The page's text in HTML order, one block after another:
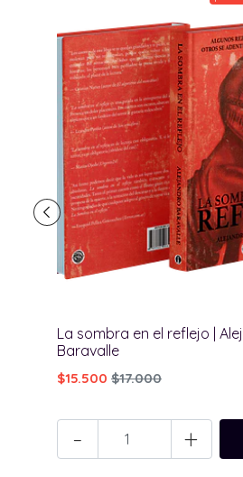
La sombra en el reflejo |
Baravalle
$15.500 $17.000
- +